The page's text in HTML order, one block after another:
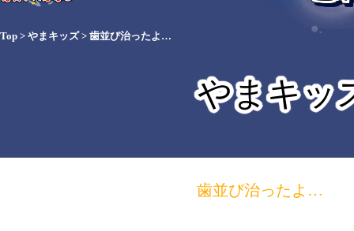
Top > やまキッズ> 歯並び治ったよ…
やまキッ
歯並び治ったよ…